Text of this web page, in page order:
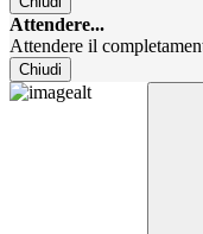
Attendere...
Attendere il
Chiudi